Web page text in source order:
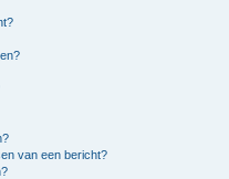
van een bericht?